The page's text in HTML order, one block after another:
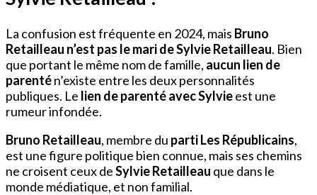
La confusion est fréquente en 2024, mais Bruno
Retailleau n’est pas le mari de Sylvie Retailleau. Bien
que portant le même nom de famille, aucun lien de
parentén’existe entre les deux personnalités
publiques. Le lien de parenté avec Sylvieest une
rumeur infondée.
Bruno Retailleau, membre du parti Les Républicains,
est une figure politique bien connue, mais ses chemins
ne croisent ceux deSylvie Retailleau que dans le
monde médiatique, et non familial.